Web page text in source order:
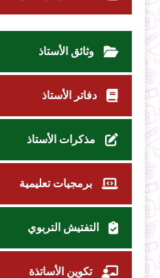
وثائق الأستاذ
دفاتر الأستاذ
مذكرات الأستاذ
برمجيات تعليمية
التفتيش التربوي
تكوين الأساتذة